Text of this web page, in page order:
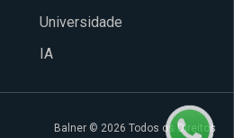
Universidade
IA
Balner © 2026 Todos os Direitos